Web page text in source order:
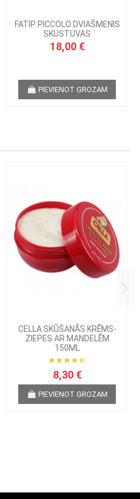
FATIP PICCOLO DVIAŠMENIS
SKUSTUVAS
18,00 €
PIEVIENOT GROZAM
CELLA SKŪŠANĀS KRĒMS-
ZIEPES AR MANDELĒM
150ML
8,30 €
PIEVIENOT GROZAM